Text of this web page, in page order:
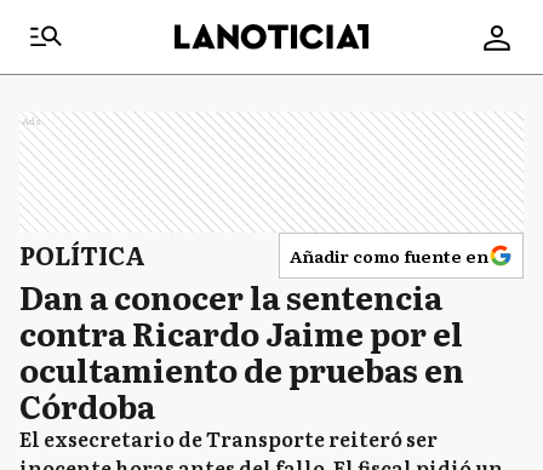
Ads
POLÍTICA Añadir como fuente en
Dan a conocer la sentencia
contra Ricardo Jaime por el
ocultamiento de pruebas en
Córdoba
El exsecretario de Transporte reiteró ser